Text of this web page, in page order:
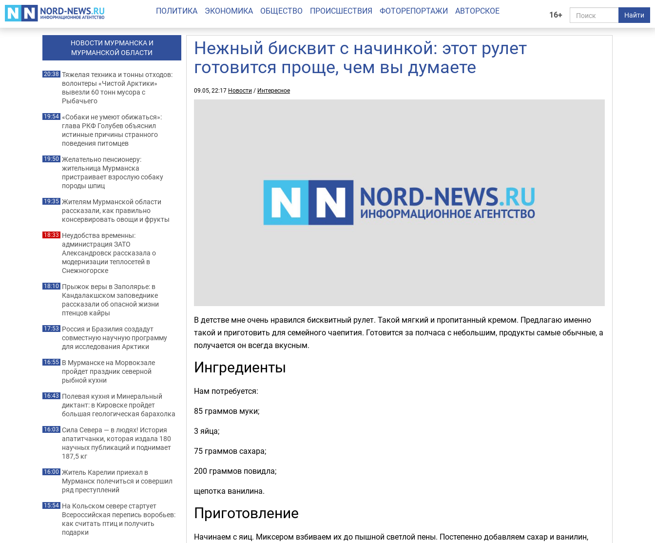
16+ Найти
ПОЛИТИКА ЭКОНОМИКА ОБЩЕСТВО ПРОИСШЕСТВИЯ ФОТОРЕПОРТАЖИ АВТОРСКОЕ
Нежный бисквит с начинкой: этот рулет
готовится проще, чем вы думаете
09.05, 22:17 Новости / Интересное
В детстве мне очень нравился бисквитный рулет. Такой мягкий и пропитанный кремом. Предлагаю именно
такой и приготовить для семейного чаепития. Готовится за полчаса с небольшим, продукты самые обычные, а
получается он всегда вкусным.
Ингредиенты
Нам потребуется:
85 граммов муки;
3 яйца;
75 граммов сахара;
200 граммов повидла;
щепотка ванилина.
Приготовление
Начинаем с яиц. Миксером взбиваем их до пышной светлой пены. Постепенно добавляем сахар и ванилин,
НОВОСТИ МУРМАНСКА И
МУРМАНСКОЙ ОБЛАСТИ
20:38 Тяжелая техника и тонны отходов:
волонтеры «Чистой Арктики»
вывезли 60 тонн мусора с
Рыбачьего
19:54 «Собаки не умеют обижаться»:
глава РКФ Голубев объяснил
истинные причины странного
поведения питомцев
19:50 Желательно пенсионеру:
жительница Мурманска
пристраивает взрослую собаку
породы шпиц
19:35 Жителям Мурманской области
рассказали, как правильно
консервировать овощи и фрукты
18:33 Неудобства временны:
администрация ЗАТО
Александровск рассказала о
модернизации теплосетей в
Снежногорске
18:10 Прыжок веры в Заполярье: в
Кандалакшском заповеднике
рассказали об опасной жизни
птенцов кайры
17:53 Россия и Бразилия создадут
совместную научную программу
для исследования Арктики
16:55 В Мурманске на Морвокзале
пройдет праздник северной
рыбной кухни
16:43 Полевая кухня и Минеральный
диктант: в Кировске пройдет
большая геологическая барахолка
16:03 Сила Севера — в людях! История
апатитчанки, которая издала 180
научных публикаций и поднимает
187,5 кг
16:00 Житель Карелии приехал в
Мурманск полечиться и совершил
ряд преступлений
15:54 На Кольском севере стартует
Всероссийская перепись воробьев:
как считать птиц и получить
подарки